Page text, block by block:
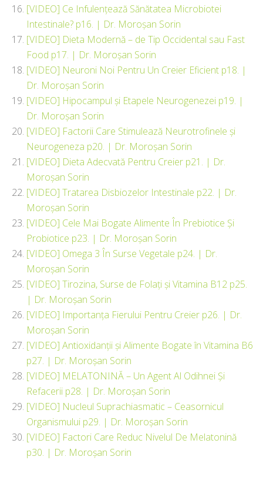
[VIDEO] Ce Infulențează Sănătatea Microbiotei
Intestinale? p16. | Dr. Moroșan Sorin
[VIDEO] Dieta Modernă – de Tip Occidental sau Fast
Food p17. | Dr. Moroșan Sorin
[VIDEO] Neuroni Noi Pentru Un Creier Eficient p18. |
Dr. Moroșan Sorin
[VIDEO] Hipocampul și Etapele Neurogenezei p19. |
Dr. Moroșan Sorin
[VIDEO] Factorii Care Stimulează Neurotrofinele și
Neurogeneza p20. | Dr. Moroșan Sorin
[VIDEO] Dieta Adecvată Pentru Creier p21. | Dr.
Moroșan Sorin
[VIDEO] Tratarea Disbiozelor Intestinale p22. | Dr.
Moroșan Sorin
[VIDEO] Cele Mai Bogate Alimente În Prebiotice Și
Probiotice p23. | Dr. Moroșan Sorin
[VIDEO] Omega 3 În Surse Vegetale p24. | Dr.
Moroșan Sorin
[VIDEO] Tirozina, Surse de Folați și Vitamina B12 p25.
| Dr. Moroșan Sorin
[VIDEO] Importanța Fierului Pentru Creier p26. | Dr.
Moroșan Sorin
[VIDEO] Antioxidanții și Alimente Bogate în Vitamina B6
p27. | Dr. Moroșan Sorin
[VIDEO] MELATONINĂ – Un Agent Al Odihnei Și
Refacerii p28. | Dr. Moroșan Sorin
[VIDEO] Nucleul Suprachiasmatic – Ceasornicul
Organismului p29. | Dr. Moroșan Sorin
[VIDEO] Factori Care Reduc Nivelul De Melatonină
p30. | Dr. Moroșan Sorin